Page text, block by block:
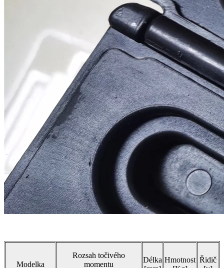
Modelka
Rozsah točivého
momentu
Délka Hmotnost Řidič